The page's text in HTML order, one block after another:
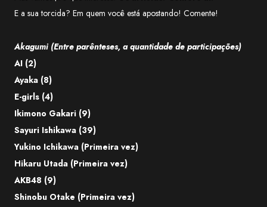
E a sua torcida? Em quem você está apostando! Comente!
Akagumi (Entre parênteses, a quantidade de participações)
AI (2)
Ayaka (8)
E-girls (4)
Ikimono Gakari (9)
Sayuri Ishikawa (39)
Yukino Ichikawa (Primeira vez)
Hikaru Utada (Primeira vez)
AKB48 (9)
Shinobu Otake (Primeira vez)